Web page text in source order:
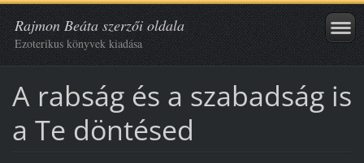
Rajmon Beáta szerzői oldala
Ezoterikus könyvek kiadása
A rabság és a szabadság is
a Te döntésed